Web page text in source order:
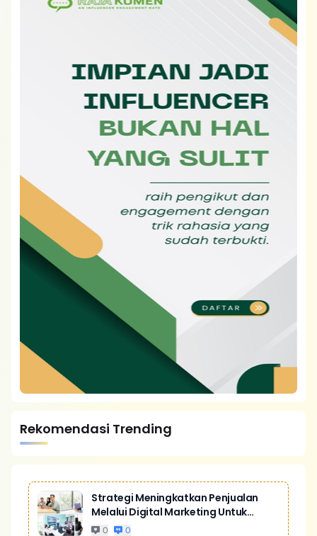
Rekomendasi Trending
Strategi Meningkatkan Penjualan
Melalui Digital Marketing Untuk
Bisnis Yang Lebih Kompetitif
0 0